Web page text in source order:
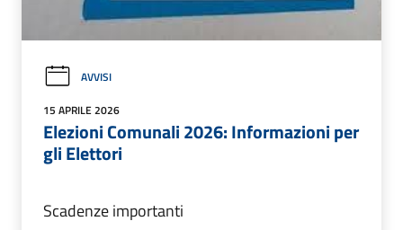
AVVISI
15 APRILE 2026
Elezioni Comunali 2026: Informazioni per
gli Elettori
Scadenze importanti